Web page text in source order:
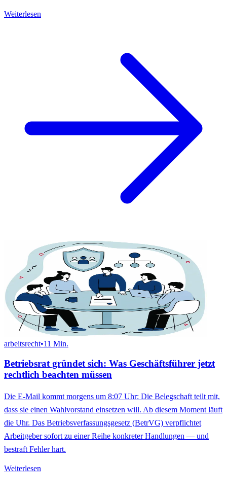
Weiterlesen
arbeitsrecht•11 Min.
Betriebsrat gründet sich: Was Geschäftsführer jetzt
rechtlich beachten müssen
Die E-Mail kommt morgens um 8:07 Uhr: Die Belegschaft teilt mit,
dass sie einen Wahlvorstand einsetzen will. Ab diesem Moment läuft
die Uhr. Das Betriebsverfassungsgesetz (BetrVG) verpflichtet
Arbeitgeber sofort zu einer Reihe konkreter Handlungen — und
bestraft Fehler hart.
Weiterlesen